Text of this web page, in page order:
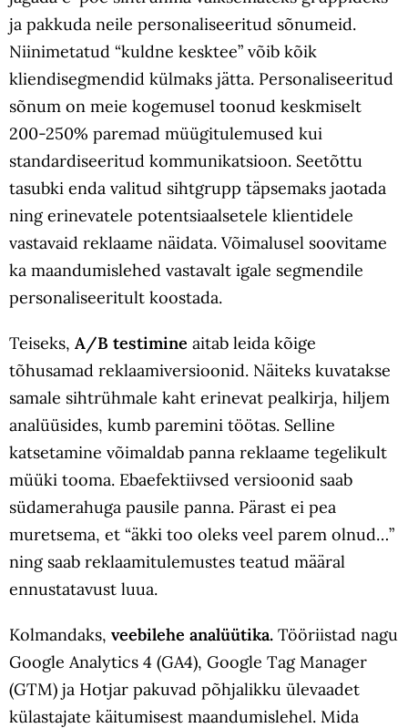
ja pakkuda neile personaliseeritud sõnumeid.
Niinimetatud “kuldne kesktee” võib kõik
kliendisegmendid külmaks jätta. Personaliseeritud
sõnum on meie kogemusel toonud keskmiselt
200-250% paremad müügitulemused kui
standardiseeritud kommunikatsioon. Seetõttu
tasubki enda valitud sihtgrupp täpsemaks jaotada
ning erinevatele potentsiaalsetele klientidele
vastavaid reklaame näidata. Võimalusel soovitame
ka maandumislehed vastavalt igale segmendile
personaliseeritult koostada.
Teiseks, A/B testimine aitab leida kõige
tõhusamad reklaamiversioonid. Näiteks kuvatakse
samale sihtrühmale kaht erinevat pealkirja, hiljem
analüüsides, kumb paremini töötas. Selline
katsetamine võimaldab panna reklaame tegelikult
müüki tooma. Ebaefektiivsed versioonid saab
südamerahuga pausile panna. Pärast ei pea
muretsema, et “äkki too oleks veel parem olnud…”
ning saab reklaamitulemustes teatud määral
ennustatavust luua.
Kolmandaks, veebilehe analüütika. Tööriistad nagu
Google Analytics 4 (GA4), Google Tag Manager
(GTM) ja Hotjar pakuvad põhjalikku ülevaadet
külastajate käitumisest maandumislehel. Mida